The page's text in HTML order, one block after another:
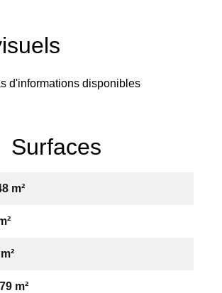
d'informations disponibles
Surfaces
m²
m²